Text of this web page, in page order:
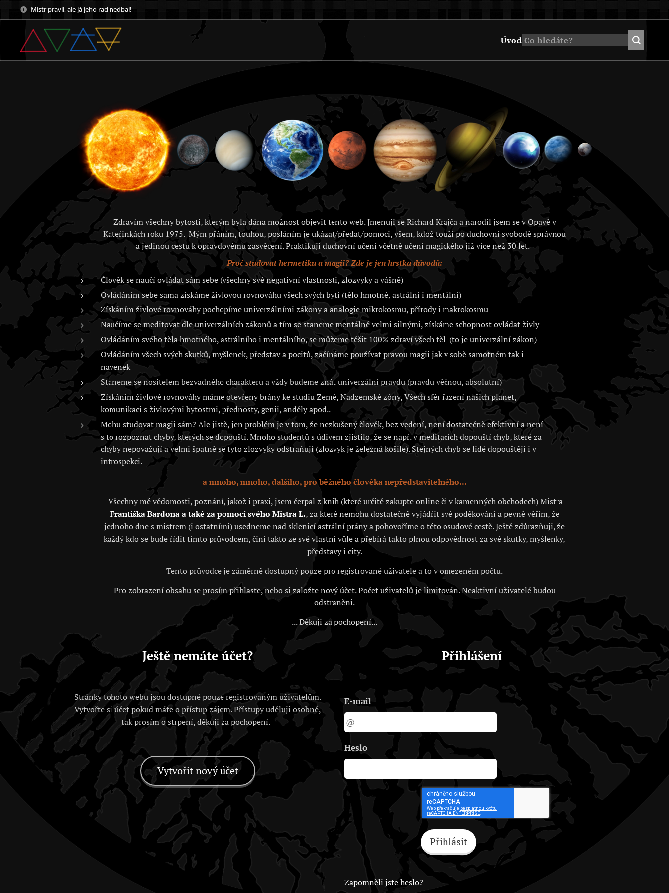
Mistr pravil, ale já jeho rad nedbal!
Úvod
Zdravím všechny bytosti, kterým byla dána možnost objevit tento web. Jmenuji se Richard Krajča a narodil jsem se v Opavě v
Kateřinkách roku 1975. Mým přáním, touhou, posláním je ukázat/předat/pomoci, všem, kdož touží po duchovní svobodě správnou
a jedinou cestu k opravdovému zasvěcení. Praktikuji duchovní učení včetně učení magického již více než 30 let.
Proč studovat hermetiku a magii? Zde je jen hrstka důvodů:
Člověk se naučí ovládat sám sebe (všechny své negativní vlastnosti, zlozvyky a vášně)
Ovládáním sebe sama získáme živlovou rovnováhu všech svých bytí (tělo hmotné, astrální i mentální)
Získáním živlové rovnováhy pochopíme univerzálními zákony a analogie mikrokosmu, přírody i makrokosmu
Naučíme se meditovat dle univerzálních zákonů a tím se staneme mentálně velmi silnými, získáme schopnost ovládat živly
Ovládáním svého těla hmotného, astrálního i mentálního, se můžeme těšit 100% zdraví všech těl (to je univerzální zákon)
Ovládáním všech svých skutků, myšlenek, představ a pocitů, začínáme používat pravou magii jak v sobě samotném tak i
navenek
Staneme se nositelem bezvadného charakteru a vždy budeme znát univerzální pravdu (pravdu věčnou, absolutní)
Získáním živlové rovnováhy máme otevřeny brány ke studiu Země, Nadzemské zóny, Všech sfér řazení našich planet,
komunikaci s živlovými bytostmi, přednosty, genii, anděly apod..
Mohu studovat magii sám? Ale jistě, jen problém je v tom, že nezkušený člověk, bez vedení, není dostatečně efektivní a není
s to rozpoznat chyby, kterých se dopouští. Mnoho studentů s údivem zjistilo, že se např. v meditacích dopouští chyb, které za
chyby nepovažují a velmi špatně se tyto zlozvyky odstraňují (zlozvyk je železná košile). Stejných chyb se lidé dopouštějí i v
introspekci.
a mnoho, mnoho, dalšího, pro běžného člověka nepředstavitelného...
Všechny mé vědomosti, poznání, jakož i praxi, jsem čerpal z knih (které určitě zakupte online či v kamenných obchodech) Mistra
Františka Bardona a také za pomocí svého Mistra L., za které nemohu dostatečně vyjádřit své poděkování a pevně věřím, že
jednoho dne s mistrem (i ostatními) usedneme nad sklenicí astrální prány a pohovoříme o této osudové cestě. Ještě zdůrazňuji, že
každý kdo se bude řídit tímto průvodcem, činí takto ze své vlastní vůle a přebírá takto plnou odpovědnost za své skutky, myšlenky,
představy i city.
Tento průvodce je záměrně dostupný pouze pro registrované uživatele a to v omezeném počtu.
Pro zobrazení obsahu se prosím přihlaste, nebo si založte nový účet. Počet uživatelů je limitován. Neaktivní uživatelé budou
odstraněni.
... Děkuji za pochopení...
Ještě nemáte účet?
Stránky tohoto webu jsou dostupné pouze registrovaným uživatelům.
Vytvořte si účet pokud máte o přístup zájem. Přístupy uděluji osobně,
tak prosím o strpení, děkuji za pochopení.
Vytvořit nový účet
Přihlášení
E-mail
Heslo
Přihlásit
Zapomněli jste heslo?